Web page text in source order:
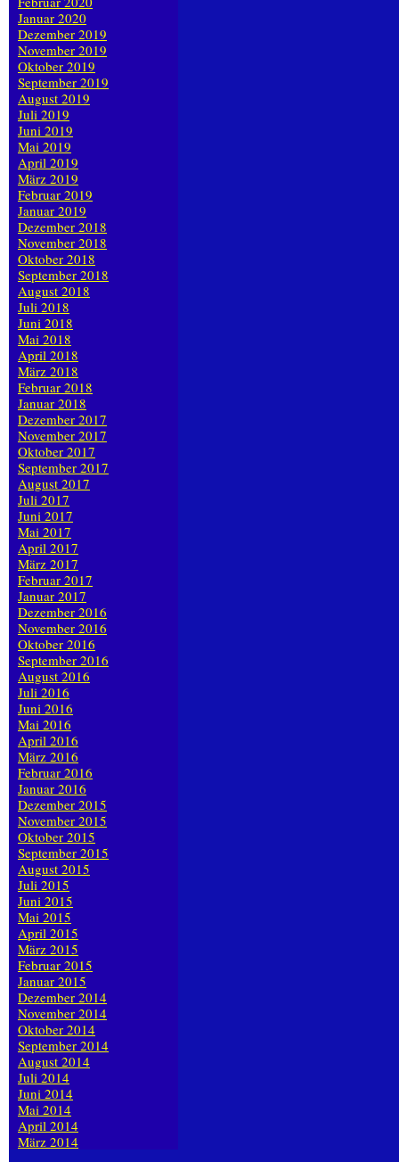
Januar 2020
Dezember 2019
November 2019
Oktober 2019
September 2019
August 2019
Juli 2019
Juni 2019
Mai 2019
April 2019
März 2019
Februar 2019
Januar 2019
Dezember 2018
November 2018
Oktober 2018
September 2018
August 2018
Juli 2018
Juni 2018
Mai 2018
April 2018
März 2018
Februar 2018
Januar 2018
Dezember 2017
November 2017
Oktober 2017
September 2017
August 2017
Juli 2017
Juni 2017
Mai 2017
April 2017
März 2017
Februar 2017
Januar 2017
Dezember 2016
November 2016
Oktober 2016
September 2016
August 2016
Juli 2016
Juni 2016
Mai 2016
April 2016
März 2016
Februar 2016
Januar 2016
Dezember 2015
November 2015
Oktober 2015
September 2015
August 2015
Juli 2015
Juni 2015
Mai 2015
April 2015
März 2015
Februar 2015
Januar 2015
Dezember 2014
November 2014
Oktober 2014
September 2014
August 2014
Juli 2014
Juni 2014
Mai 2014
April 2014
März 2014